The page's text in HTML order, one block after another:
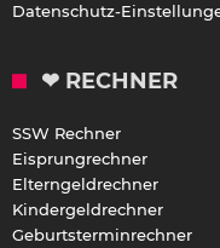
Datenschutz-
❤ RECHNER
SSW Rechner
Eisprungrechner
Elterngeldrechner
Kindergeldrechner
Geburtsterminrechner